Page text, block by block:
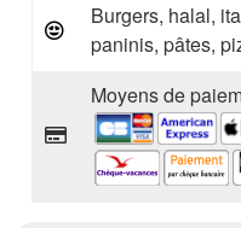
Burgers, halal,
paninis, pâtes,
Moyens de